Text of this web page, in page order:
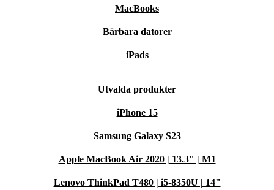
MacBooks
Bärbara datorer
iPads
Utvalda produkter
iPhone 15
Samsung Galaxy S23
Apple MacBook Air 2020 | 13.3" | M1
Lenovo ThinkPad T480 | i5-8350U | 14"